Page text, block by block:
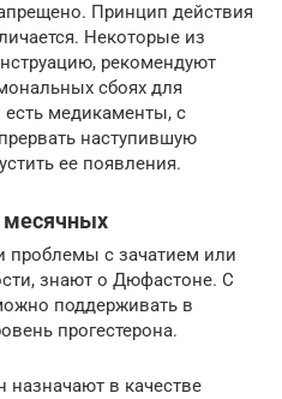
Принцип действия
Некоторые из
рекомендуют
сбоях для
медикаменты, с
наступившую
ее появления.
проблемы с зачатием или
знают о Дюфастоне. С
поддерживать в
прогестерона.
в качестве